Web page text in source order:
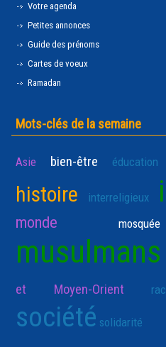
Votre agenda
Petites annonces
Guide des prénoms
Cartes de voeux
Ramadan
Mots-clés de la semaine
Asie bien-être éducation
histoire interreligieux
monde mosquée
musulmans
et Moyen-Orient
société solidarité